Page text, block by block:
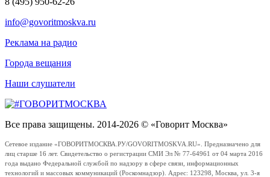
info@govoritmoskva.ru
Реклама на радио
Города вещания
Наши слушатели
Все права защищены. 2014-2026 © «Говорит Москва»
Сетевое издание «ГОВОРИТМОСКВА.РУ/GOVORITMOSKVA.RU». Предназначено для
лиц старше 16 лет. Свидетельство о регистрации СМИ Эл № 77-64961 от 04 марта 2016
года выдано Федеральной службой по надзору в сфере связи, информационных
технологий и массовых коммуникаций (Роскомнадзор). Адрес: 123298, Москва, ул. 3-я